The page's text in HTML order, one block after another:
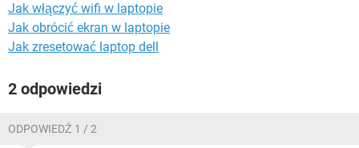
Jak włączyć wifi w laptopie
Jak obrócić ekran w laptopie
Jak zresetować laptop dell
2 odpowiedzi
ODPOWIEDŹ 1 / 2